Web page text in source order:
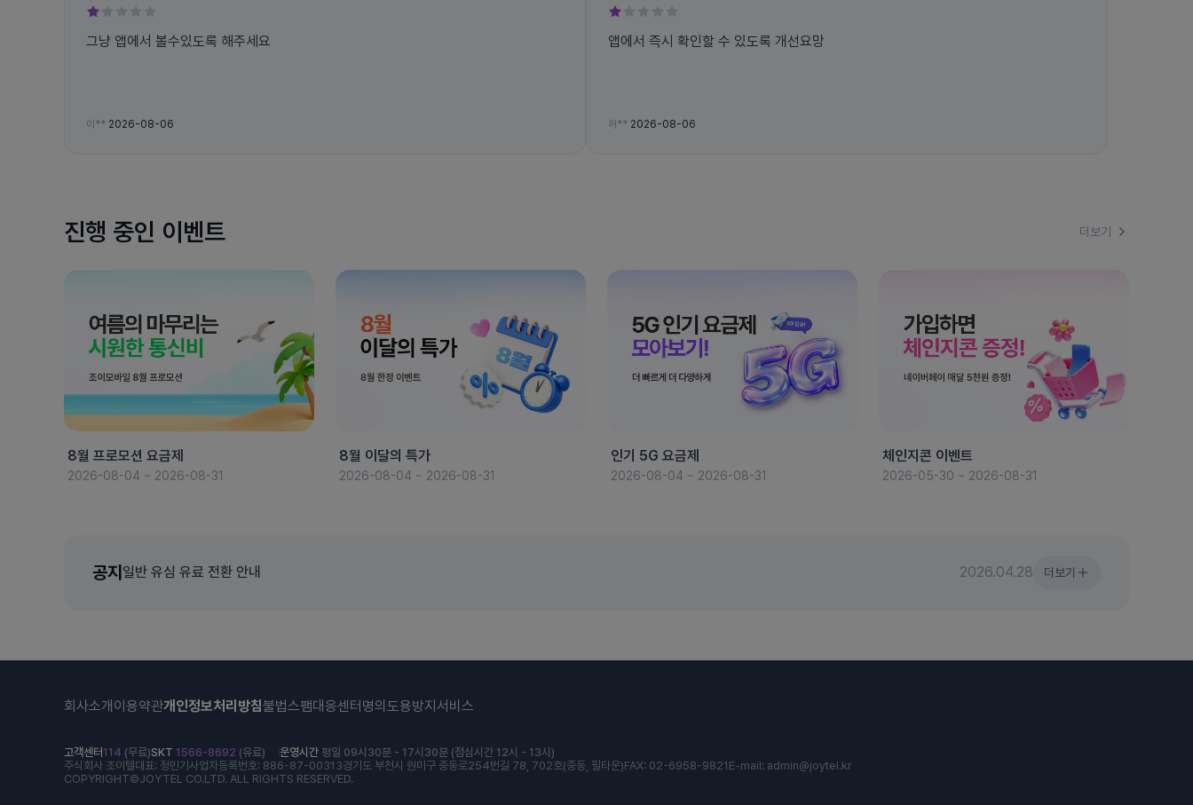
그냥 앱에서 볼수있도록 해주세요
이** 2026-08-06
앱에서 즉시 확인할 수 있도록 개선요망
허** 2026-08-06
진행 중인 이벤트 더보기
8월 프로모션 요금제
2026-08-04 ~ 2026-08-31
8월 이달의 특가
2026-08-04 ~ 2026-08-31
인기 5G 요금제
2026-08-04 ~ 2026-08-31
체인지콘 이벤트
2026-05-30 ~ 2026-08-31
공지 일반 유심 유료 전환 안내 2026.04.28 더보기
회사소개 이용약관개인정보처리방침불법스팸대응센터 명의도용방지서비스
고객센터 114 (무료)SKT 1566-8692 (유료) 운영시간 평일 09시30분 - 17시30분 (점심시간 12시 - 13시)
주식회사 조이텔대표: 정민기 사업자등록번호: 886-87-00313경기도 부천시 원미구 중동로254번길 78, 702호(중동, 필타운)FAX: 02-6958-9821 E-mail: admin@joytel.kr
COPYRIGHT©JOYTEL CO.LTD. ALL RIGHTS RESERVED.